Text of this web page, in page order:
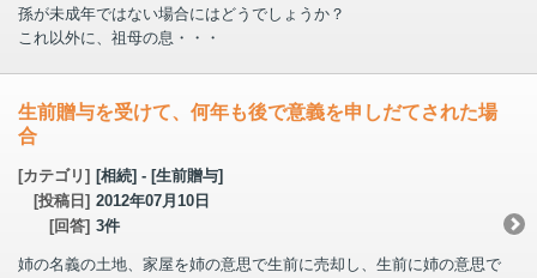
孫が未成年ではない場合にはどうでしょうか？
これ以外に、祖母の息・・・
生前贈与を受けて、何年も後で意義を申しだてされた場
合
[カテゴリ] [相続] - [生前贈与]
[投稿日] 2012年07月10日
[回答] 3件
姉の名義の土地、家屋を姉の意思で生前に売却し、生前に姉の意思で